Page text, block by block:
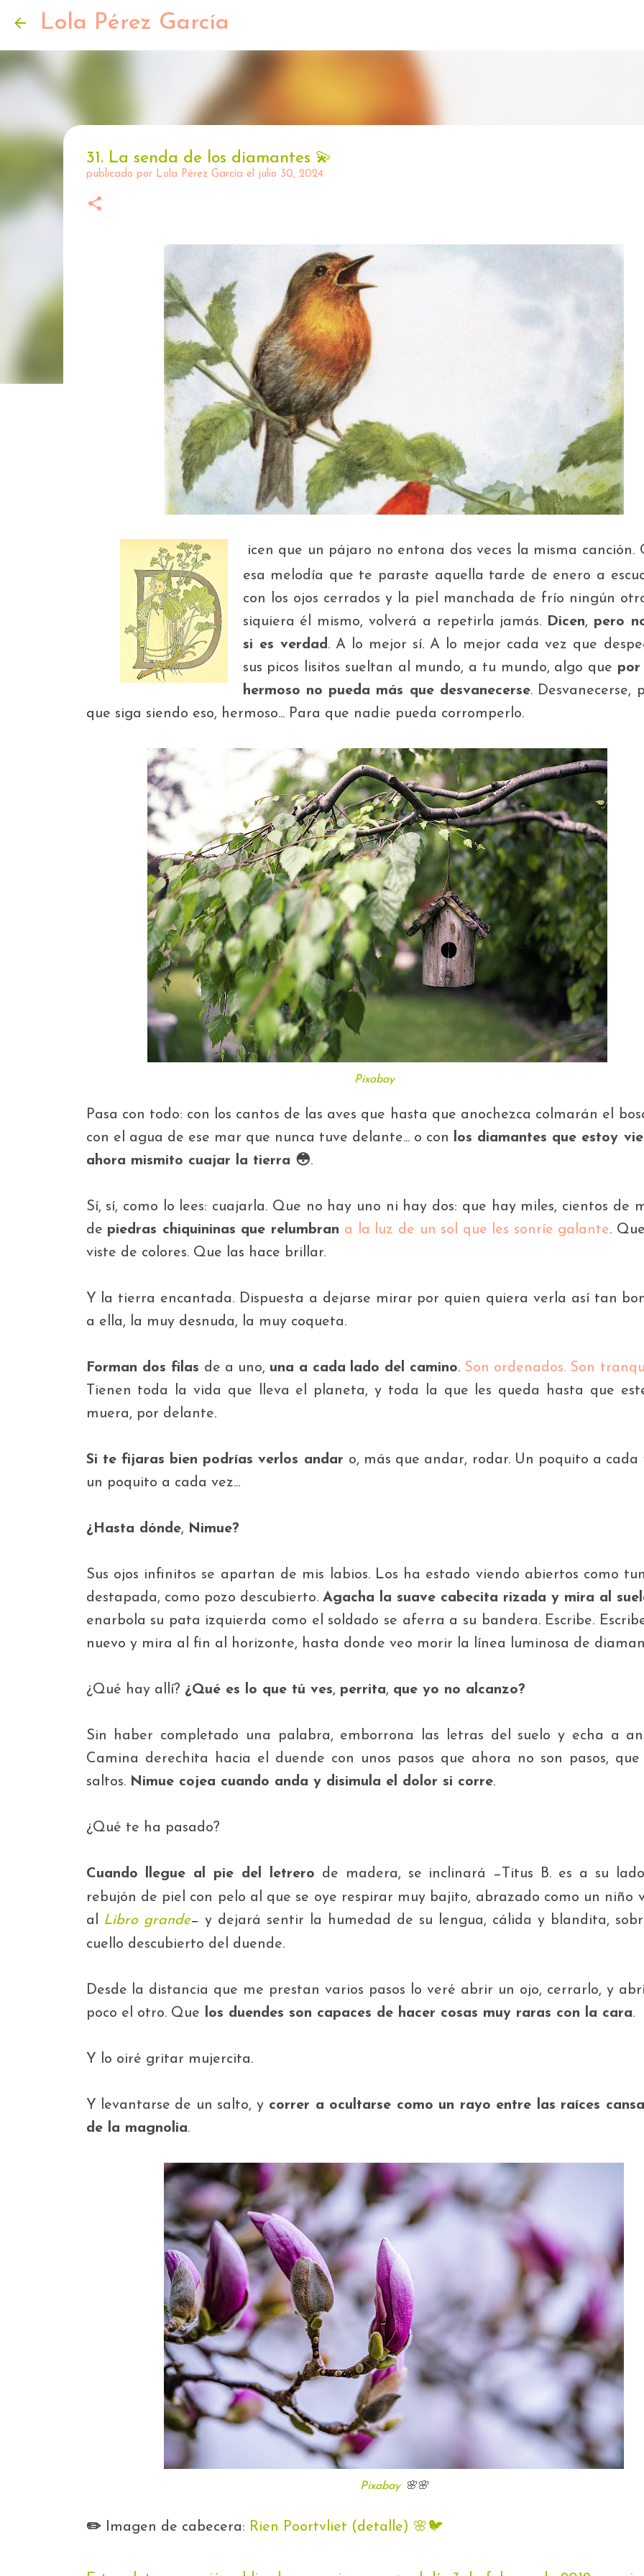
Lola Pérez García
31. La senda de los diamantes 💫
publicado por Lola Pérez García el julio 30, 2024
icen que un pájaro no entona dos veces la misma canción.
esa melodía que te paraste aquella tarde de enero a
con los ojos cerrados y la piel manchada de frío ningún
siquiera él mismo, volverá a repetirla jamás. Dicen, pero
si es verdad. A lo mejor sí. A lo mejor cada vez que
sus picos lisitos sueltan al mundo, a tu mundo, algo que por
hermoso no pueda más que desvanecerse. Desvanecerse,
que siga siendo eso, hermoso... Para que nadie pueda corromperlo.
Pixabay
Pasa con todo: con los cantos de las aves que hasta que anochezca colmarán el
con el agua de ese mar que nunca tuve delante... o con los diamantes que estoy
ahora mismito cuajar la tierra 😳.
Sí, sí, como lo lees: cuajarla. Que no hay uno ni hay dos: que hay miles, cientos de
de piedras chiquininas que relumbran a la luz de un sol que les sonríe galante.
viste de colores. Que las hace brillar.
Y la tierra encantada. Dispuesta a dejarse mirar por quien quiera verla así tan
a ella, la muy desnuda, la muy coqueta.
Forman dos filas de a uno, una a cada lado del camino. Son ordenados. Son
Tienen toda la vida que lleva el planeta, y toda la que les queda hasta que
muera, por delante.
Si te fijaras bien podrías verlos andar o, más que andar, rodar. Un poquito a cada
un poquito a cada vez...
¿Hasta dónde, Nimue?
Sus ojos infinitos se apartan de mis labios. Los ha estado viendo abiertos como
destapada, como pozo descubierto. Agacha la suave cabecita rizada y mira al
enarbola su pata izquierda como el soldado se aferra a su bandera. Escribe.
nuevo y mira al fin al horizonte, hasta donde veo morir la línea luminosa de
¿Qué hay allí? ¿Qué es lo que tú ves, perrita, que yo no alcanzo?
Sin haber completado una palabra, emborrona las letras del suelo y echa a
Camina derechita hacia el duende con unos pasos que ahora no son pasos, que
saltos. Nimue cojea cuando anda y disimula el dolor si corre.
¿Qué te ha pasado?
Cuando llegue al pie del letrero de madera, se inclinará — Titus B. es a su
rebujón de piel con pelo al que se oye respirar muy bajito, abrazado como un niño
al Libro grande— y dejará sentir la humedad de su lengua, cálida y blandita,
cuello descubierto del duende.
Desde la distancia que me prestan varios pasos lo veré abrir un ojo, cerrarlo, y
poco el otro. Que los duendes son capaces de hacer cosas muy raras con la cara.
Y lo oiré gritar mujercita.
Y levantarse de un salto, y correr a ocultarse como un rayo entre las raíces
de la magnolia.
Pixabay 🌸🌸
✏️ Imagen de cabecera: Rien Poortvliet (detalle) 🌸🐦